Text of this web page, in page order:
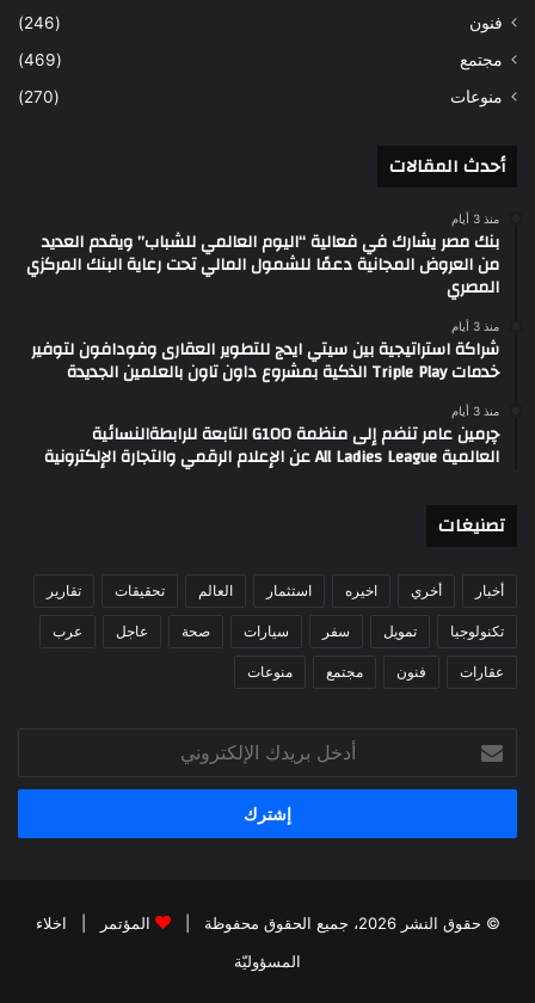
فنون
(246)
مجتمع
(469)
منوعات
(270)
أحدث المقالات
منذ 3 أيام
بنك مصر يشارك في فعالية “اليوم العالمي للشباب” ويقدم العديد
من العروض المجانية دعمًا للشمول المالي تحت رعاية البنك المركزي
المصري
منذ 3 أيام
شراكة استراتيجية بين سيتي ايدج للتطوير العقارى وفودافون لتوفير
خدمات Triple Play الذكية بمشروع داون تاون بالعلمين الجديدة
منذ 3 أيام
چرمين عامر تنضم إلى منظمة G100 التابعة للرابطةالنسائية
العالمية All Ladies League عن الإعلام الرقمي والتجارة الإلكترونية
تصنيغات
أخبار أخري اخيره استثمار العالم تحقيقات تقارير
تكنولوجيا تمويل سفر سيارات صحة عاجل عرب
عقارات فنون مجتمع منوعات
بريدك
الإلكتروني
© حقوق النشر 2026، جميع الحقوق محفوظة | المؤتمر
اخلاء
المسؤوليّة